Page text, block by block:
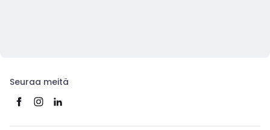
Seuraa meitä